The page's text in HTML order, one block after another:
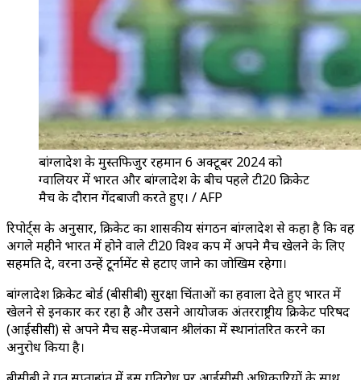
बांग्लादेश के मुस्तफिजुर रहमान 6 अक्टूबर 2024 को
ग्वालियर में भारत और बांग्लादेश के बीच पहले टी20 क्रिकेट
मैच के दौरान गेंदबाजी करते हुए। / AFP
रिपोर्ट्स के अनुसार, क्रिकेट का शासकीय संगठन बांग्लादेश से कहा है कि वह
अगले महीने भारत में होने वाले टी20 विश्व कप में अपने मैच खेलने के लिए
सहमति दे, वरना उन्हें टूर्नामेंट से हटाए जाने का जोखिम रहेगा।
बांग्लादेश क्रिकेट बोर्ड (बीसीबी) सुरक्षा चिंताओं का हवाला देते हुए भारत में
खेलने से इनकार कर रहा है और उसने आयोजक अंतरराष्ट्रीय क्रिकेट परिषद
(आईसीसी) से अपने मैच सह-मेजबान श्रीलंका में स्थानांतरित करने का
अनुरोध किया है।